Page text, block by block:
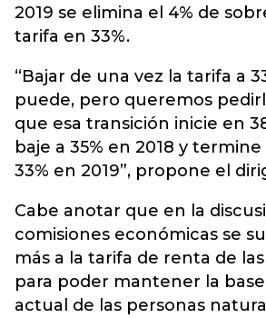
2019 se elimina el 4% de
tarifa en 33%.
“Bajar de una vez la tarifa a
puede, pero queremos
que esa transición inicie en
baje a 35% en 2018 y
33% en 2019”, propone el
Cabe anotar que en la
comisiones económicas se
más a la tarifa de renta de
para poder mantener la
actual de las personas